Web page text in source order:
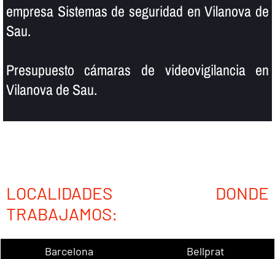
empresa Sistemas de seguridad en Vilanova de
Sau.
Presupuesto cámaras de videovigilancia en
Vilanova de Sau.
LOCALIDADES DONDE
TRABAJAMOS:
Barcelona
Bellprat